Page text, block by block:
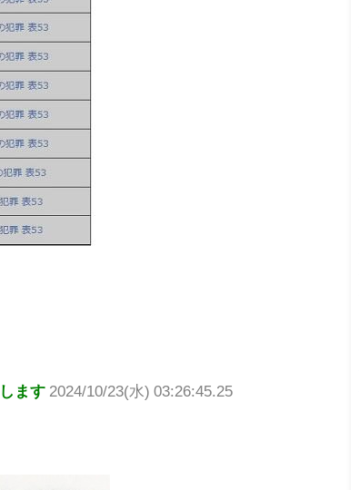
ます 2024/10/23(水) 03:26:45.25